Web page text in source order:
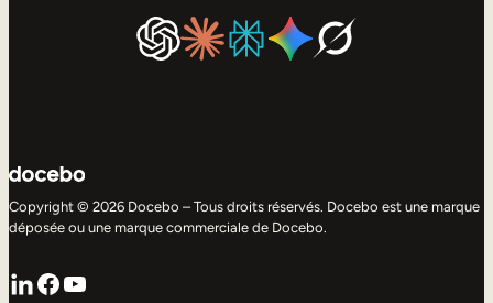
Copyright © 2026 Docebo – Tous droits réservés. Docebo est une marque
déposée ou une marque commerciale de Docebo.
LinkedIn
Facebook
YouTube